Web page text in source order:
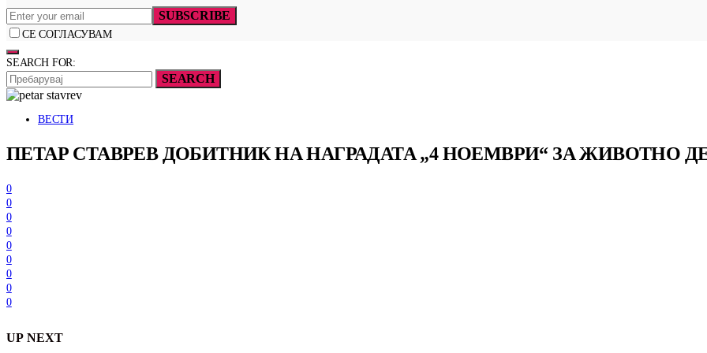
SUBSCRIBE
СЕ СОГЛАСУВАМ
SEARCH FOR:
SEARCH
ВЕСТИ
ПЕТАР СТАВРЕВ ДОБИТНИК НА НАГРАДАТА „4 НОЕМВРИ“ ЗА ЖИВОТНО
0
0
0
0
0
0
0
0
0
UP NEXT